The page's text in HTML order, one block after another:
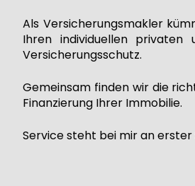
Als Versicherungsmakler
Ihren individuellen privaten
Versicherungsschutz.
Gemeinsam finden wir die
Finanzierung Ihrer Immobilie.
Service steht bei mir an erster